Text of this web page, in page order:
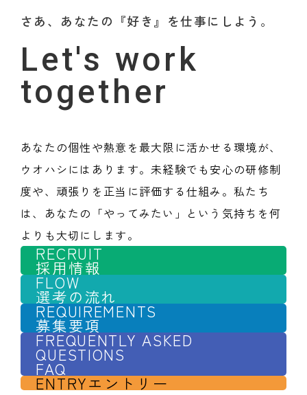
さあ、あなたの『好き』を仕事にしよう。
Let's work
together
あなたの個性や熱意を最大限に活かせる環境が、
ウオハシにはあります。未経験でも安心の研修制
度や、頑張りを正当に評価する仕組み。私たち
は、あなたの「やってみたい」という気持ちを何
よりも大切にします。
RECRUIT
採用情報
FLOW
選考の流れ
REQUIREMENTS
募集要項
FREQUENTLY ASKED
QUESTIONS
FAQ
ENTRYエントリー